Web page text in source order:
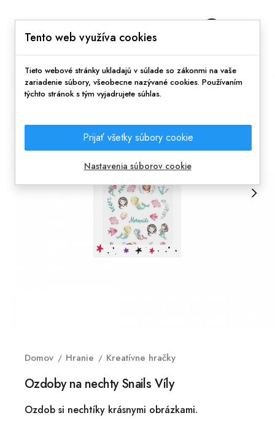
Domov Hranie Kreatívne hračky
Ozdoby na nechty Snails Víly
Ozdob si nechtíky krásnymi obrázkami.
Tento web využíva cookies
Tieto webové stránky ukladajú v súlade so zákonmi na vaše
zariadenie súbory, všeobecne nazývané cookies. Používaním
týchto stránok s tým vyjadrujete súhlas.
Prijať všetky súbory cookie
Nastavenia súborov cookie